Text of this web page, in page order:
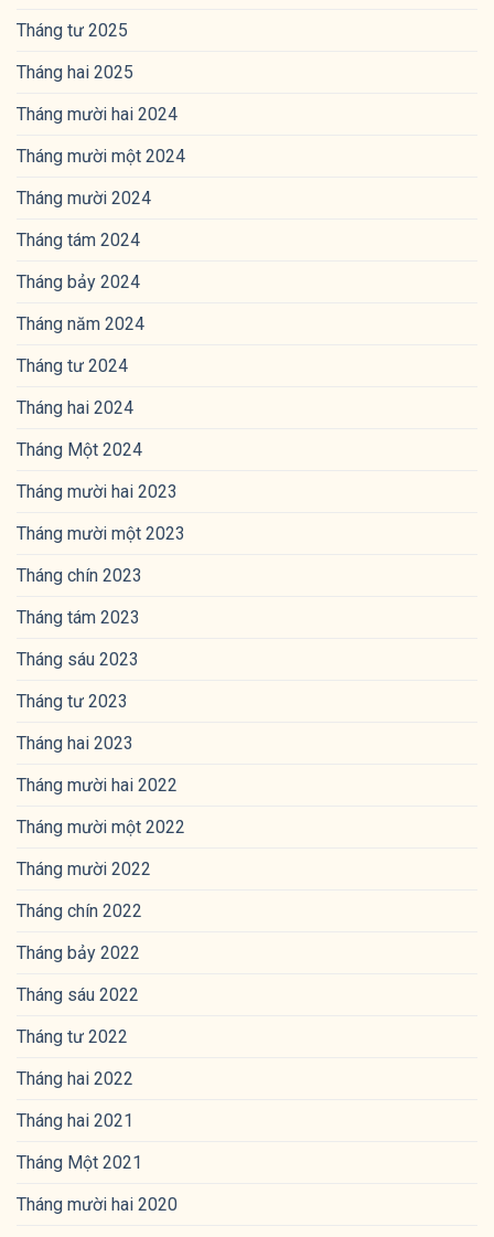
Tháng tư 2025
Tháng hai 2025
Tháng mười hai 2024
Tháng mười một 2024
Tháng mười 2024
Tháng tám 2024
Tháng bảy 2024
Tháng năm 2024
Tháng tư 2024
Tháng hai 2024
Tháng Một 2024
Tháng mười hai 2023
Tháng mười một 2023
Tháng chín 2023
Tháng tám 2023
Tháng sáu 2023
Tháng tư 2023
Tháng hai 2023
Tháng mười hai 2022
Tháng mười một 2022
Tháng mười 2022
Tháng chín 2022
Tháng bảy 2022
Tháng sáu 2022
Tháng tư 2022
Tháng hai 2022
Tháng hai 2021
Tháng Một 2021
Tháng mười hai 2020